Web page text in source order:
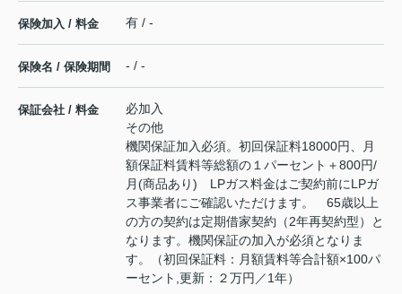
保険加入 / 料金 有 / -
保険名 / 保険期間 - / -
保証会社 / 料金
必加入
その他
機関保証加入必須。初回保証料18000円、月
額保証料賃料等総額の１パーセント＋800円/
月(商品あり) LPガス料金はご契約前にLPガ
ス事業者にご確認いただけます。 65歳以上
の方の契約は定期借家契約（2年再契約型）と
なります。機関保証の加入が必須となりま
す。（初回保証料：月額賃料等合計額×100パ
ーセント,更新：２万円／1年）